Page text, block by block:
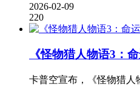
2026-02-09
220
《怪物猎人物语3：
卡普空宣布，《怪物猎人